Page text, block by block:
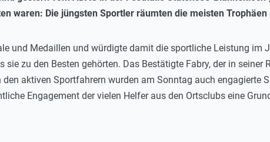
waren: Die jüngsten Sportler räumten die meisten Trophäen
und Medaillen und würdigte damit die sportliche Leistung im
zu den Besten gehörten. Das Bestätigte Fabry, der in seiner
aktiven Sportfahrern wurden am Sonntag auch engagierte
Engagement der vielen Helfer aus den Ortsclubs eine